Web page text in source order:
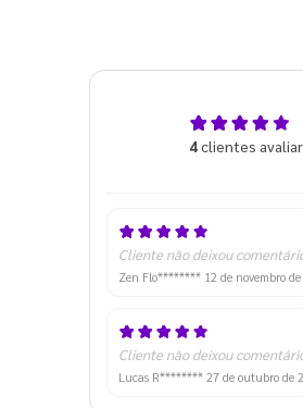
4clientes
Cliente não deixou
Zen Flo******** 12 de novembro
Cliente não deixou
Lucas R******** 27 de outubro de